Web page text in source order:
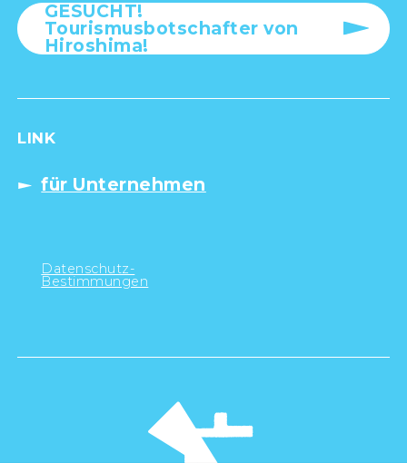
GESUCHT!
Tourismusbotschafter von
Hiroshima!
LINK
für Unternehmen
Datenschutz-
Bestimmungen